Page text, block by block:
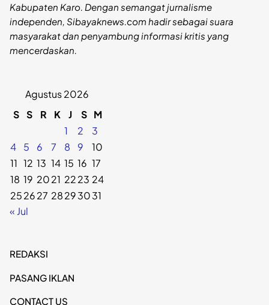
Kabupaten Karo. Dengan semangat jurnalisme
independen, Sibayaknews.com hadir sebagai suara
masyarakat dan penyambung informasi kritis yang
mencerdaskan.
Agustus 2026
S S R K J S M
1
2
3
4
5 6 7 8 9
10
11 12 13 14 15 16 17
18 19 2021 2223 24
252627 28293031
« Jul
REDAKSI
PASANG IKLAN
CONTACT US